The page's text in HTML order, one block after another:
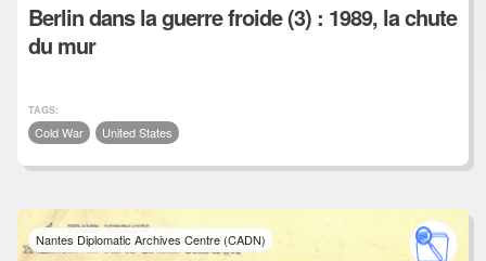
Berlin dans la guerre froide (3) : 1989, la chute
du mur
TAGS:
Cold War United States
Nantes Diplomatic Archives Centre (CADN)